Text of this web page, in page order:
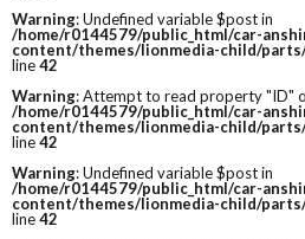
Warning: Undefined variable $post in
/home/r0144579/public_html/car-
content/themes/lionmedia-child/
line42
Warning: Attempt to read property "ID"
/home/r0144579/public_html/car-
content/themes/lionmedia-child/
line42
Warning: Undefined variable $post in
/home/r0144579/public_html/car-
content/themes/lionmedia-child/
line42